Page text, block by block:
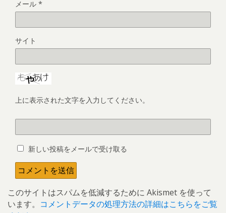
メール *
サイト
上に表示された文字を入力してください。
新しい投稿をメールで受け取る
このサイトはスパムを低減するために Akismet を使って
います。 コメントデータの処理方法の詳細はこちらをご覧